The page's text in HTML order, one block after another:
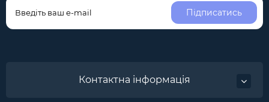
Підписатись
Контактна інформація